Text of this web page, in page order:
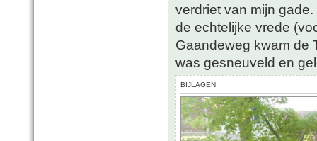
verdriet van mijn
de echtelijke vrede
Gaandeweg kwam de
was gesneuveld en
BIJLAGEN